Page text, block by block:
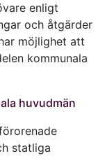
enligt
och åtgärder
möjlighet att
kommunala
huvudmän
statliga